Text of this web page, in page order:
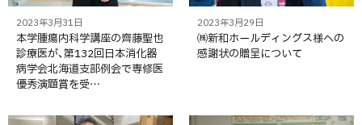
2023年3月31日
本学腫瘍内科学講座の齊藤聖也
診療医が、第132回日本消化器
病学会北海道支部例会で専修医
優秀演題賞を受…
2023年3月29日
㈱新和ホールディングス様への
感謝状の贈呈について